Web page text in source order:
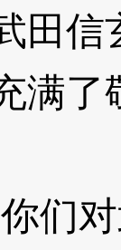
信
满了
对